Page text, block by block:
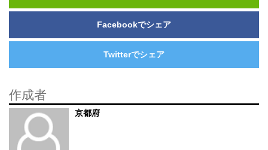
Facebookでシェア
Twitterでシェア
作成者
京都府